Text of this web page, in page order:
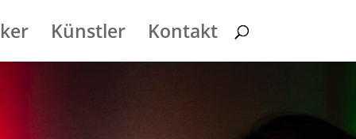
Künstler Kontakt